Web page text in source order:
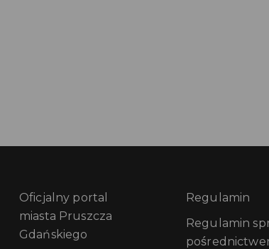
Oficjalny portal
miasta Pruszcza
Gdańskiego
Regulamin
Regulamin